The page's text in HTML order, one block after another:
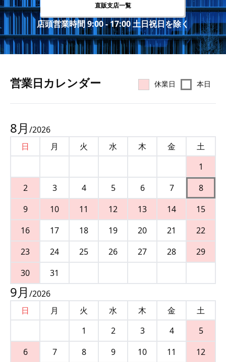
直販支店一覧
店頭営業時間 9:00 - 17:00 土日祝日を除く
営業⽇カレンダー 休業日 本日
8月 /2026
日
月 火 水 木 金
土
1
2
3 4 5 6 7
8
9
10 11 12 13 14
15
16
17 18 19 20 21
22
23
24 25 26 27 28
29
30
31
9月 /2026
日
月 火 水 木 金
土
1
2 3 4
5
6
7 8 9 10 11
12